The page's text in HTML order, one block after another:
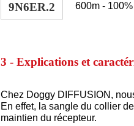
9N6ER.2 600m -
3 - Explications et
Chez Doggy DIFFUSION,
En effet, la sangle du collier
maintien du récepteur.